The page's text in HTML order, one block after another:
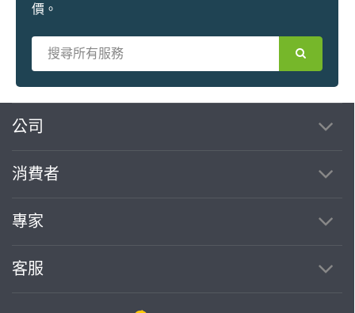
價。
公司
消費者
專家
客服
繼續完成